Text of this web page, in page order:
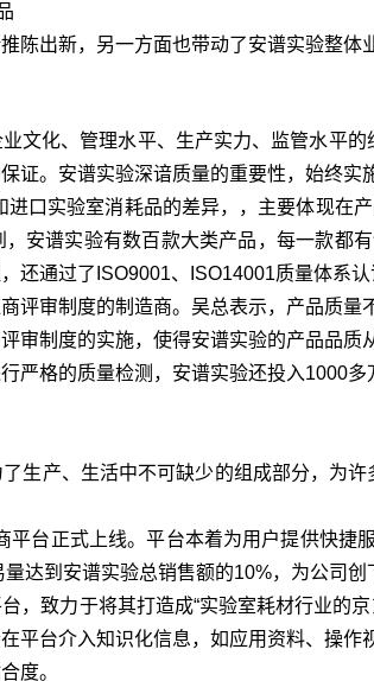
出新，另一方面也带动了安谱实验整体
化、管理水平、生产实力、监管水平的
证。安谱实验深谙质量的重要性，始终实
实验室消耗品的差异，，主要体现在
安谱实验有数百款大类产品，每一款都
还通过了ISO9001、ISO14001质量体系认
审制度的制造商。吴总表示，产品质量
审制度的实施，使得安谱实验的产品品质
格的质量检测，安谱实验还投入1000多
产、生活中不可缺少的组成部分，为许
正式上线。平台本着为用户提供快捷
达到安谱实验总销售额的10%，为公司创
致力于将其打造成“实验室耗材行业的
平台介入知识化信息，如应用资料、操
度。